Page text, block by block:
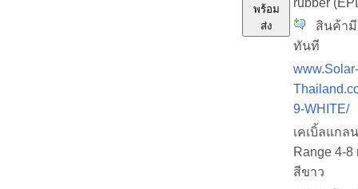
พร้อม
ส่ง
rubber
สินค้ามี
ทันที
www.Solar-
9-WHITE/
เคเบิ้ลแกล
Range 4-
สีขาว